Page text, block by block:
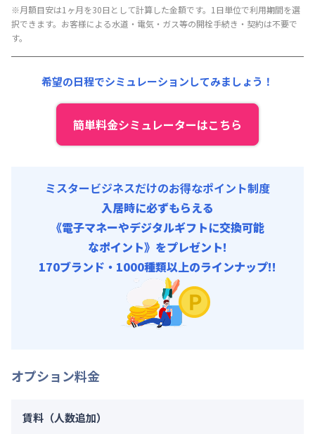
月額賃料目安(30日利用)
賃料 : 129,000円/月 (4,300円/日)
光熱費他 :
※月額目安は1ヶ月を30日として計算した金額です。1日単位で利用期間を選
択できます。お客様による水道・電気・ガス等の開栓手続き・契約は不要で
す。
希望の日程でシミュレーションしてみましょう！
簡単料金シミュレーターはこちら
ミスタービジネスだけのお得なポイント制度
入居時に必ずもらえる
《電子マネーやデジタルギフトに交換可能
なポイント》をプレゼント!
170ブランド・1000種類以上のラインナップ!!
オプション料金
賃料（人数追加）